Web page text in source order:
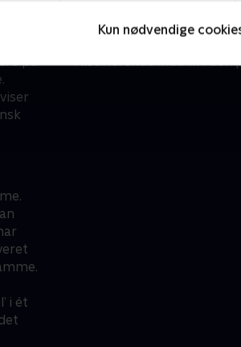
Kun nødvendige
på
,
personligheder, rammer
til en aften, hvor du vil
fascinerende indblik i den
i ét